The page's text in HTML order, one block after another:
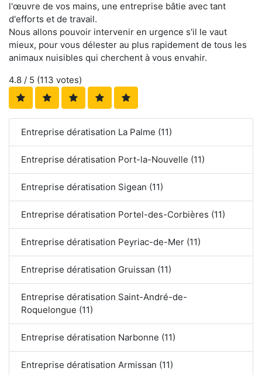
l'œuvre de vos mains, une entreprise bâtie avec tant
d'efforts et de travail.
Nous allons pouvoir intervenir en urgence s'il le vaut
mieux, pour vous délester au plus rapidement de tous les
animaux nuisibles qui cherchent à vous envahir.
4.8 / 5 (113 votes)
Entreprise dératisation La Palme (11)
Entreprise dératisation Port-la-Nouvelle (11)
Entreprise dératisation Sigean (11)
Entreprise dératisation Portel-des-Corbières (11)
Entreprise dératisation Peyriac-de-Mer (11)
Entreprise dératisation Gruissan (11)
Entreprise dératisation Saint-André-de-
Roquelongue (11)
Entreprise dératisation Narbonne (11)
Entreprise dératisation Armissan (11)